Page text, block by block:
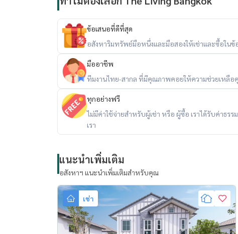
ข้อเสนอที่ดีที่สุด
อสังหาริมทรัพย์มือหนึ่งและมือสองให้เช่าและซื้อใน
มืออาชีพ
ทีมงานไทย-สากล ที่มีคุณภาพคอยให้ความช่วยเหลือ
ทุกอย่างฟรี
ไม่มีค่าใช้จ่ายสำหรับผู้เช่า หรือ ผู้ซื้อ เราได้รับค่าธ
เรา
แนะนำเพิ่มเติม
อสังหาฯ แนะนำเพิ่มเติมสำหรับคุณ
เช่า